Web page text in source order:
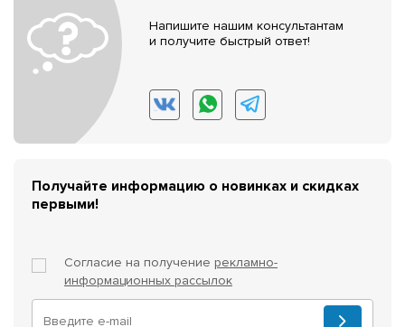
Напишите нашим консультантам
и получите быстрый ответ!
Получайте информацию о новинках и скидках
первыми!
Согласие на получение рекламно-
информационных рассылок